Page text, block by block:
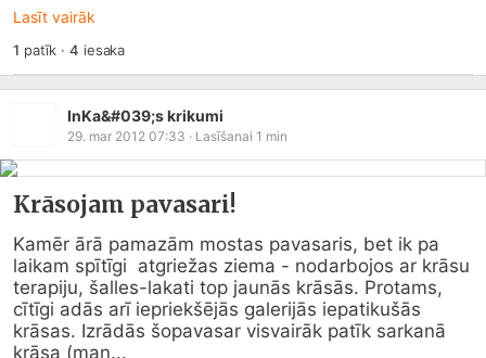
Lasīt vairāk
1 patīk ·4 iesaka
InKa&#039;s krikumi
29. mar 2012 07:33 · Lasīšanai 1 min
Krāsojam pavasari!
Kamēr ārā pamazām mostas pavasaris, bet ik pa
laikam spītīgi  atgriežas ziema - nodarbojos ar krāsu
terapiju, šalles-lakati top jaunās krāsās. Protams,
cītīgi adās arī iepriekšējās galerijās iepatikušās
krāsas. Izrādās šopavasar visvairāk patīk sarkanā
krāsa (man...